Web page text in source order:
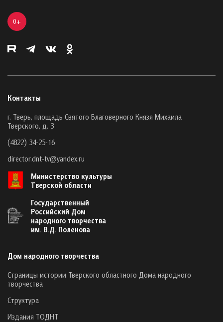
0+
Контакты
г. Тверь, площадь Святого Благоверного Князя Михаила
Тверского, д. 3
(4822) 34-25-16
director.dnt-tv@yandex.ru
Министерство культуры
Тверской области
Государственный
Российский Дом
народного творчества
им. В.Д. Поленова
Дом народного творчества
Страницы истории Тверского областного Дома народного
творчества
Структура
Издания ТОДНТ